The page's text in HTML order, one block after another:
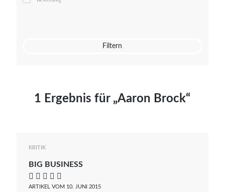
Mato von Vogelstein
Filtern
1 Ergebnis für „Aaron Brock“
KRITIK
BIG BUSINESS
    
ARTIKEL VOM 10. JUNI 2015